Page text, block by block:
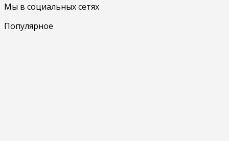
Мы в социальных сетях
Популярное